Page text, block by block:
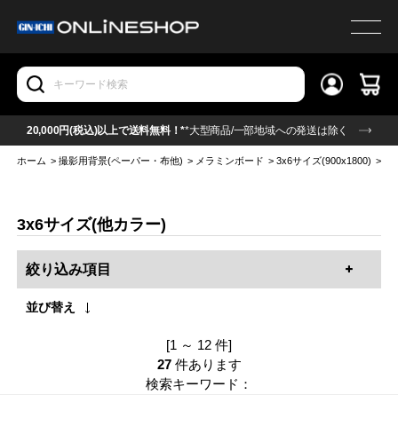
20,000円(税込)以上で送料無料！**大型商品/一部地域への発送は除く
ホーム >撮影用背景(ペーパー・布他) > メラミンボード >3x6サイズ(900x1800) >
3x6サイズ(他カラー)
絞り込み項目
並び替え
[1 ～ 12 件]
27 件あります
検索キーワード：